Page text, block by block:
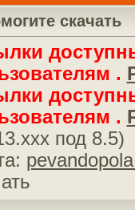
скачать
.
.
под 8.5)